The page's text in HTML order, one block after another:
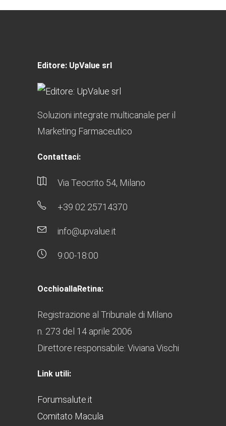
Editore: UpValue srl
Soluzioni integrate multicanale per il
Marketing Farmaceutico
Contattaci:
Via Teocrito 54, Milano
+39 02 25714370
info@upvalue.it
9:00-18:00
OcchioallaRetina:
Registrazione al Tribunale di Milano
n. 273 del 14 aprile 2006
Direttore responsabile: Viviana Vischi
Link utili:
Forumsalute.it
Comitato Macula